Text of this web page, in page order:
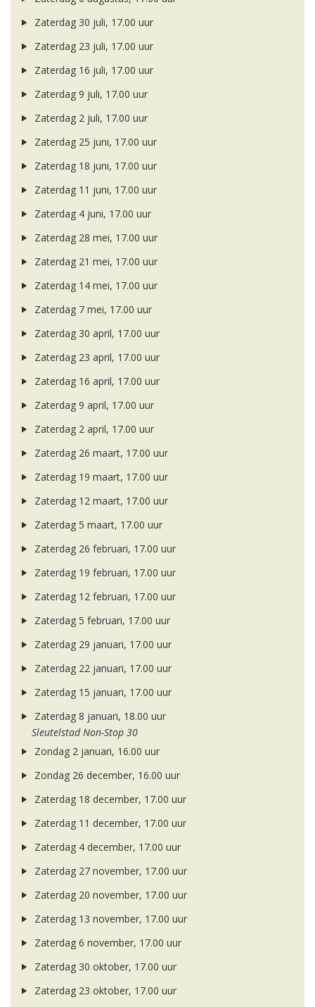
Zaterdag 30 juli, 17.00 uur
Zaterdag 23 juli, 17.00 uur
Zaterdag 16 juli, 17.00 uur
Zaterdag 9 juli, 17.00 uur
Zaterdag 2 juli, 17.00 uur
Zaterdag 25 juni, 17.00 uur
Zaterdag 18 juni, 17.00 uur
Zaterdag 11 juni, 17.00 uur
Zaterdag 4 juni, 17.00 uur
Zaterdag 28 mei, 17.00 uur
Zaterdag 21 mei, 17.00 uur
Zaterdag 14 mei, 17.00 uur
Zaterdag 7 mei, 17.00 uur
Zaterdag 30 april, 17.00 uur
Zaterdag 23 april, 17.00 uur
Zaterdag 16 april, 17.00 uur
Zaterdag 9 april, 17.00 uur
Zaterdag 2 april, 17.00 uur
Zaterdag 26 maart, 17.00 uur
Zaterdag 19 maart, 17.00 uur
Zaterdag 12 maart, 17.00 uur
Zaterdag 5 maart, 17.00 uur
Zaterdag 26 februari, 17.00 uur
Zaterdag 19 februari, 17.00 uur
Zaterdag 12 februari, 17.00 uur
Zaterdag 5 februari, 17.00 uur
Zaterdag 29 januari, 17.00 uur
Zaterdag 22 januari, 17.00 uur
Zaterdag 15 januari, 17.00 uur
Zaterdag 8 januari, 18.00 uur
Sleutelstad Non-Stop 30
Zondag 2 januari, 16.00 uur
Zondag 26 december, 16.00 uur
Zaterdag 18 december, 17.00 uur
Zaterdag 11 december, 17.00 uur
Zaterdag 4 december, 17.00 uur
Zaterdag 27 november, 17.00 uur
Zaterdag 20 november, 17.00 uur
Zaterdag 13 november, 17.00 uur
Zaterdag 6 november, 17.00 uur
Zaterdag 30 oktober, 17.00 uur
Zaterdag 23 oktober, 17.00 uur